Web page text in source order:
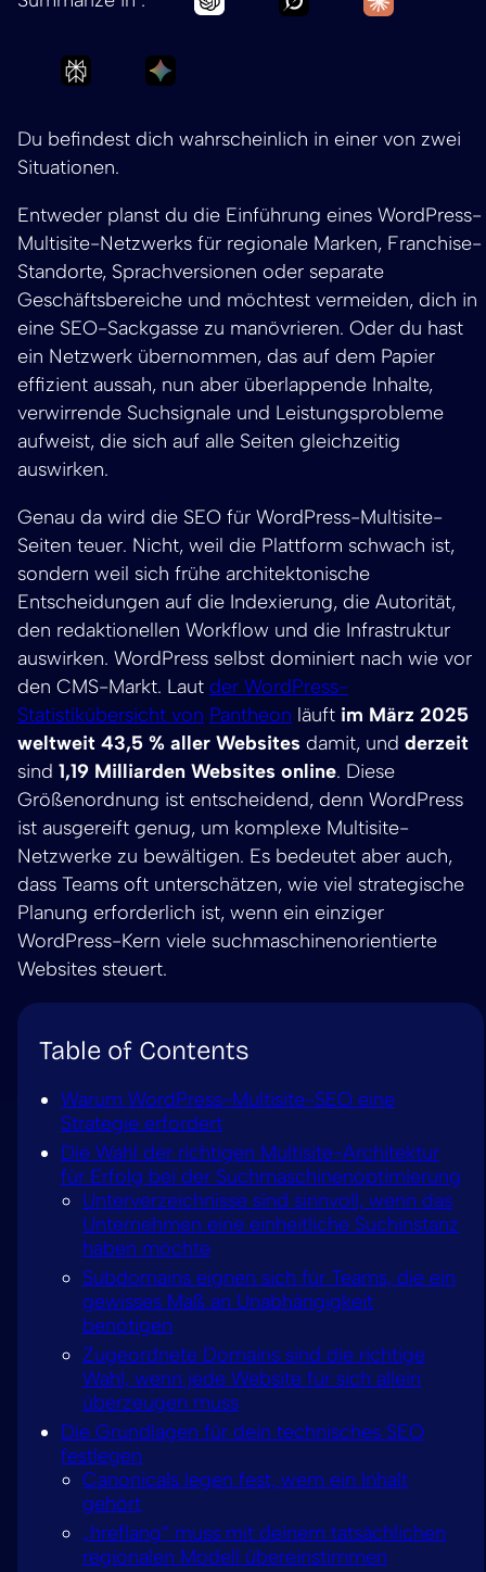
Ask Perplexity to summarize WordPress-
Ask Gemini to summarize
Du befindest dich wahrscheinlich in einer von zwei
Situationen.
Entweder planst du die Einführung eines WordPress-
Multisite-Netzwerks für regionale Marken, Franchise-
Standorte, Sprachversionen oder separate
Geschäftsbereiche und möchtest vermeiden, dich in
eine SEO-Sackgasse zu manövrieren. Oder du hast
ein Netzwerk übernommen, das auf dem Papier
effizient aussah, nun aber überlappende Inhalte,
verwirrende Suchsignale und Leistungsprobleme
aufweist, die sich auf alle Seiten gleichzeitig
auswirken.
Genau da wird die SEO für WordPress-Multisite-
Seiten teuer. Nicht, weil die Plattform schwach ist,
sondern weil sich frühe architektonische
Entscheidungen auf die Indexierung, die Autorität,
den redaktionellen Workflow und die Infrastruktur
auswirken. WordPress selbst dominiert nach wie vor
den CMS-Markt. Laut der WordPress-
Statistikübersicht von Pantheon läuft im März 2025
weltweit 43,5 % aller Websites damit, und derzeit
sind 1,19 Milliarden Websites online. Diese
Größenordnung ist entscheidend, denn WordPress
ist ausgereift genug, um komplexe Multisite-
Netzwerke zu bewältigen. Es bedeutet aber auch,
dass Teams oft unterschätzen, wie viel strategische
Planung erforderlich ist, wenn ein einziger
WordPress-Kern viele suchmaschinenorientierte
Websites steuert.
Table of Contents
Warum WordPress-Multisite-SEO eine
Strategie erfordert
Die Wahl der richtigen Multisite-Architektur
für Erfolg bei der Suchmaschinenoptimierung
Unterverzeichnisse sind sinnvoll, wenn das
Unternehmen eine einheitliche Suchinstanz
haben möchte
Subdomains eignen sich für Teams, die ein
gewisses Maß an Unabhängigkeit
benötigen
Zugeordnete Domains sind die richtige
Wahl, wenn jede Website für sich allein
überzeugen muss
Die Grundlagen für dein technisches SEO
festlegen
Canonicals legen fest, wem ein Inhalt
gehört
„hreflang“ muss mit deinem tatsächlichen
regionalen Modell übereinstimmen